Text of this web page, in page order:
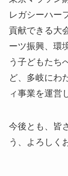
レガシーハー
貢献できる大
ーツ振興、環
う子どもたち
ど、多岐にわ
ィ事業を運営
今後とも、皆
う、よろしく